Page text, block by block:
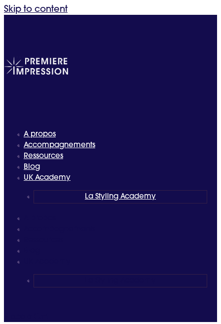
Skip to content
A propos
Accompagnements
Ressources
Blog
UK Academy
La Styling Academy